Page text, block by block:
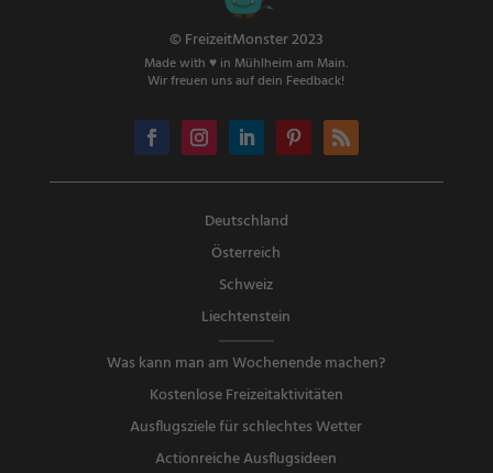
© FreizeitMonster 2023
Made with ♥ in Mühlheim am Main.
Wir freuen uns auf dein Feedback!
Deutschland
Österreich
Schweiz
Liechtenstein
Was kann man am Wochenende machen?
Kostenlose Freizeitaktivitäten
Ausflugsziele für schlechtes Wetter
Actionreiche Ausflugsideen